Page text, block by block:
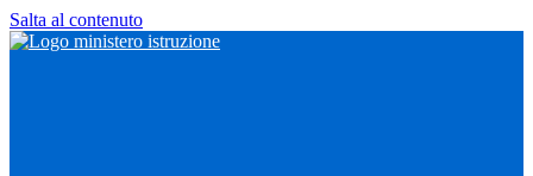
Salta al contenuto